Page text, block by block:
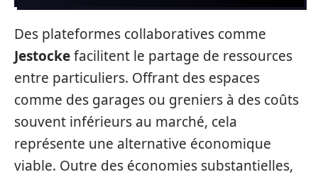
Des plateformes collaboratives comme
Jestockefacilitent le partage de ressources
entre particuliers. Offrant des espaces
comme des garages ou greniers à des coûts
souvent inférieurs au marché, cela
représente une alternative économique
viable. Outre des économies substantielles,